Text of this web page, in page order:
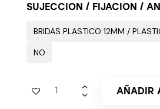
SUJECCION / FIJACION /
BRIDAS PLASTICO 12MM /
NO
AÑADIR